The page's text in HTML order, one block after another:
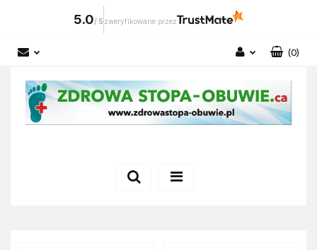
5.0/ 5 zweryfikowane przez
Zarejestruj się
Dodaj zgłoszenie
(0)